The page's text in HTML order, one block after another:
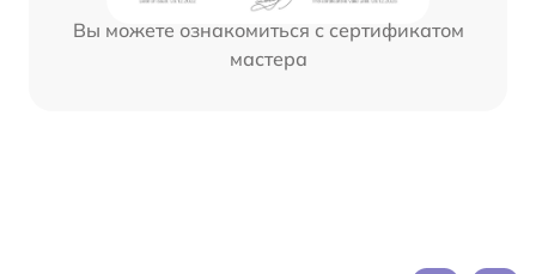
Вы можете ознакомиться с сертификатом
мастера